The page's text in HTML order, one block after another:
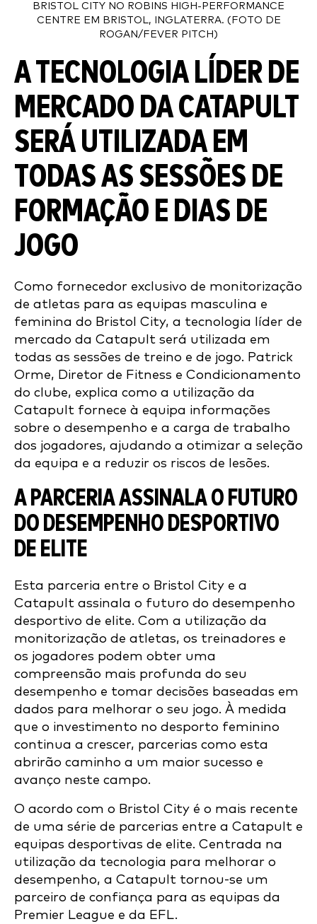
BRISTOL CITY NO ROBINS HIGH-PERFORMANCE
CENTRE EM BRISTOL, INGLATERRA. (FOTO DE
ROGAN/FEVER PITCH)
A TECNOLOGIA LÍDER DE
MERCADO DA CATAPULT
SERÁ UTILIZADA EM
TODAS AS SESSÕES DE
FORMAÇÃO E DIAS DE
JOGO
Como fornecedor exclusivo de monitorização
de atletas para as equipas masculina e
feminina do Bristol City, a tecnologia líder de
mercado da Catapult será utilizada em
todas as sessões de treino e de jogo. Patrick
Orme, Diretor de Fitness e Condicionamento
do clube, explica como a utilização da
Catapult fornece à equipa informações
sobre o desempenho e a carga de trabalho
dos jogadores, ajudando a otimizar a seleção
da equipa e a reduzir os riscos de lesões.
A PARCERIA ASSINALA O FUTURO
DO DESEMPENHO DESPORTIVO
DE ELITE
Esta parceria entre o Bristol City e a
Catapult assinala o futuro do desempenho
desportivo de elite. Com a utilização da
monitorização de atletas, os treinadores e
os jogadores podem obter uma
compreensão mais profunda do seu
desempenho e tomar decisões baseadas em
dados para melhorar o seu jogo. À medida
que o investimento no desporto feminino
continua a crescer, parcerias como esta
abrirão caminho a um maior sucesso e
avanço neste campo.
O acordo com o Bristol City é o mais recente
de uma série de parcerias entre a Catapult e
equipas desportivas de elite. Centrada na
utilização da tecnologia para melhorar o
desempenho, a Catapult tornou-se um
parceiro de confiança para as equipas da
Premier League e da EFL.